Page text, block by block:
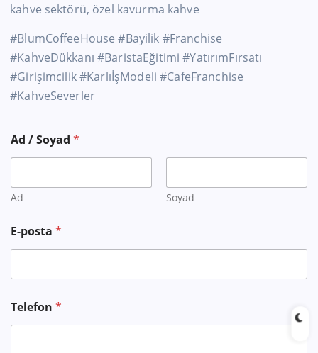
kahve sektörü, özel kavurma kahve
#BlumCoffeeHouse #Bayilik #Franchise
#KahveDükkanı #BaristaEğitimi #YatırımFırsatı
#Girişimcilik #KarlıİşModeli #CafeFranchise
#KahveSeverler
Ad / Soyad*
Ad Soyad
E-posta*
Telefon*